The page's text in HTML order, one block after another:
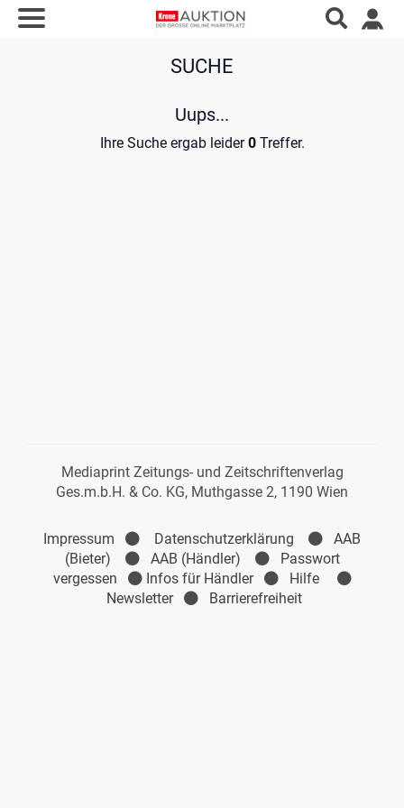
SUCHE
Uups...
Ihre Suche ergab leider0Treffer.
Mediaprint Zeitungs- und Zeitschriftenverlag
Ges.m.b.H. & Co. KG, Muthgasse 2, 1190 Wien
Impressum Datenschutzerklärung
AAB
(Bieter)
AAB (Händler)
Passwort
vergessen
Infos für Händler
Hilfe
Newsletter
Barrierefreiheit